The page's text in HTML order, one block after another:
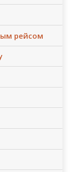
рейсом